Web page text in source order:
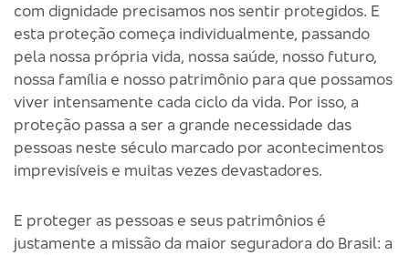
com dignidade precisamos nos sentir protegidos. E
esta proteção começa individualmente, passando
pela nossa própria vida, nossa saúde, nosso futuro,
nossa família e nosso patrimônio para que possamos
viver intensamente cada ciclo da vida. Por isso, a
proteção passa a ser a grande necessidade das
pessoas neste século marcado por acontecimentos
imprevisíveis e muitas vezes devastadores.
E proteger as pessoas e seus patrimônios é
justamente a missão da maior seguradora do Brasil: a